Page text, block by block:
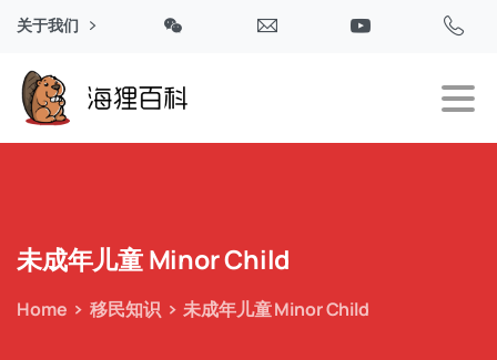
关于我们
未成年儿童MinorChild
Home 移民知识 未成年儿童 Minor Child